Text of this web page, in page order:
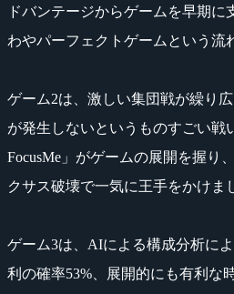
ドバンテージからゲームを早期に
わやパーフェクトゲームという流
ゲーム2は、激しい集団戦が繰り
が発生しないというものすごい戦
FocusMe」がゲームの展開を握り
クサス破壊で一気に王手をかけま
ゲーム3は、AIによる構成分析によ
利の確率53%、展開的にも有利な